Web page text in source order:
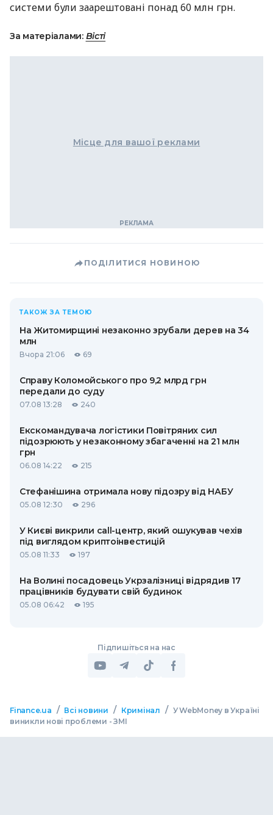
системи були заарештовані понад 60 млн грн.
За матеріалами: Вісті
Місце для вашої реклами
ПОДІЛИТИСЯ НОВИНОЮ
ТАКОЖ ЗА ТЕМОЮ
На Житомирщині незаконно зрубали дерев на 34
млн
Вчора 21:06 69
Справу Коломойського про 9,2 млрд грн
передали до суду
07.08 13:28 240
Екскомандувача логістики Повітряних сил
підозрюють у незаконному збагаченні на 21 млн
грн
06.08 14:22 215
Стефанішина отримала нову підозру від НАБУ
05.08 12:30 296
У Києві викрили call-центр, який ошукував чехів
під виглядом криптоінвестицій
05.08 11:33 197
На Волині посадовець Укрзалізниці відрядив 17
працівників будувати свій будинок
05.08 06:42 195
Підпишіться на нас
Finance.ua / Всі новини / Кримінал / У WebMoney в Україні
виникли нові проблеми - ЗМІ